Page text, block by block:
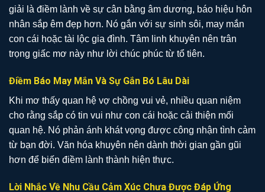
giải là điềm lành về sự cân bằng âm dương, báo hiệu hôn
nhân sắp êm đẹp hơn. Nó gắn với sự sinh sôi, may mắn
con cái hoặc tài lộc gia đình. Tâm linh khuyên nên trân
trọng giấc mơ này như lời chúc phúc từ tổ tiên.
Điềm Báo May Mắn Và Sự Gắn Bó Lâu Dài
Khi mơ thấy quan hệ vợ chồng vui vẻ, nhiều quan niệm
cho rằng sắp có tin vui như con cái hoặc cải thiện mối
quan hệ. Nó phản ánh khát vọng được công nhận tình cảm
từ bạn đời. Văn hóa khuyên nên dành thời gian gần gũi
hơn để biến điềm lành thành hiện thực.
Lời Nhắc Về Nhu Cầu Cảm Xúc Chưa Được Đáp Ứng